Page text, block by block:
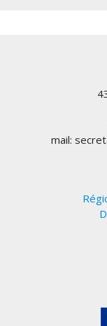
mail: